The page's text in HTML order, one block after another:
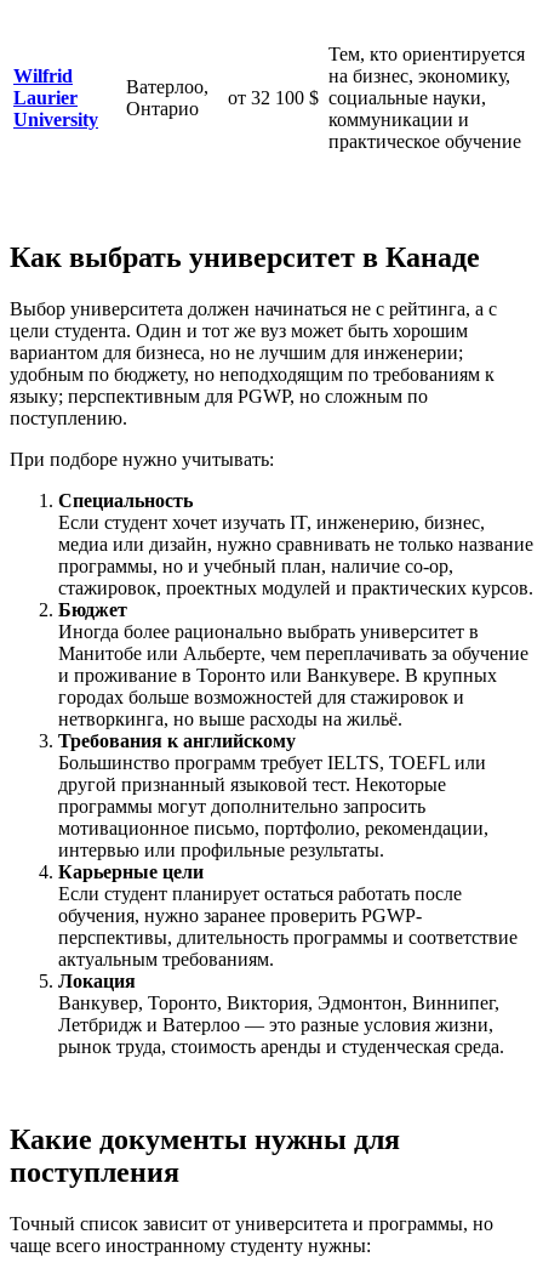
Wilfrid
Laurier
University
Ватерлоо,
Онтарио
от 32 100 $
Тем, кто ориентируется
на бизнес, экономику,
социальные науки,
коммуникации и
практическое обучение
Как выбрать университет в Канаде
Выбор университета должен начинаться не с рейтинга, а с
цели студента. Один и тот же вуз может быть хорошим
вариантом для бизнеса, но не лучшим для инженерии;
удобным по бюджету, но неподходящим по требованиям к
языку; перспективным для PGWP, но сложным по
поступлению.
При подборе нужно учитывать:
Специальность
Если студент хочет изучать IT, инженерию, бизнес,
медиа или дизайн, нужно сравнивать не только название
программы, но и учебный план, наличие co-op,
стажировок, проектных модулей и практических курсов.
Бюджет
Иногда более рационально выбрать университет в
Манитобе или Альберте, чем переплачивать за обучение
и проживание в Торонто или Ванкувере. В крупных
городах больше возможностей для стажировок и
нетворкинга, но выше расходы на жильё.
Требования к английскому
Большинство программ требует IELTS, TOEFL или
другой признанный языковой тест. Некоторые
программы могут дополнительно запросить
мотивационное письмо, портфолио, рекомендации,
интервью или профильные результаты.
Карьерные цели
Если студент планирует остаться работать после
обучения, нужно заранее проверить PGWP-
перспективы, длительность программы и соответствие
актуальным требованиям.
Локация
Ванкувер, Торонто, Виктория, Эдмонтон, Виннипег,
Летбридж и Ватерлоо — это разные условия жизни,
рынок труда, стоимость аренды и студенческая среда.
Какие документы нужны для
поступления
Точный список зависит от университета и программы, но
чаще всего иностранному студенту нужны: